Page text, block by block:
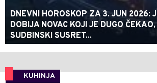
DNEVNI HOROSKOP ZA 3. JUN 2026:
DOBIJA NOVAC KOJI JE DUGO
SUDBINSKI SUSRET...
KUHINJA